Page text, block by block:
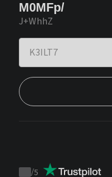
M0MFp/
J+WhhZ
/5